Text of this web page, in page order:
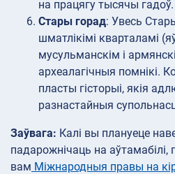
на працягу тысячы гадоў.
Стары горад: Увесь
шматлікімі кварталамі
мусульманскім і
археалагічныя помнікі.
пласты гісторыі, якія
разнастайныя
Заўвага: Калі вы плануеце
падарожнічаць на аўтамабілі,
вам Міжнародныя правы на